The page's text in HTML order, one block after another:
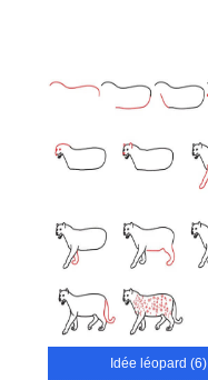
Idée léopard (6)